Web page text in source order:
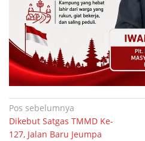
Navigasi
pos
Pos sebelumnya
Dikebut Satgas TMMD Ke-
127, Jalan Baru Jeumpa